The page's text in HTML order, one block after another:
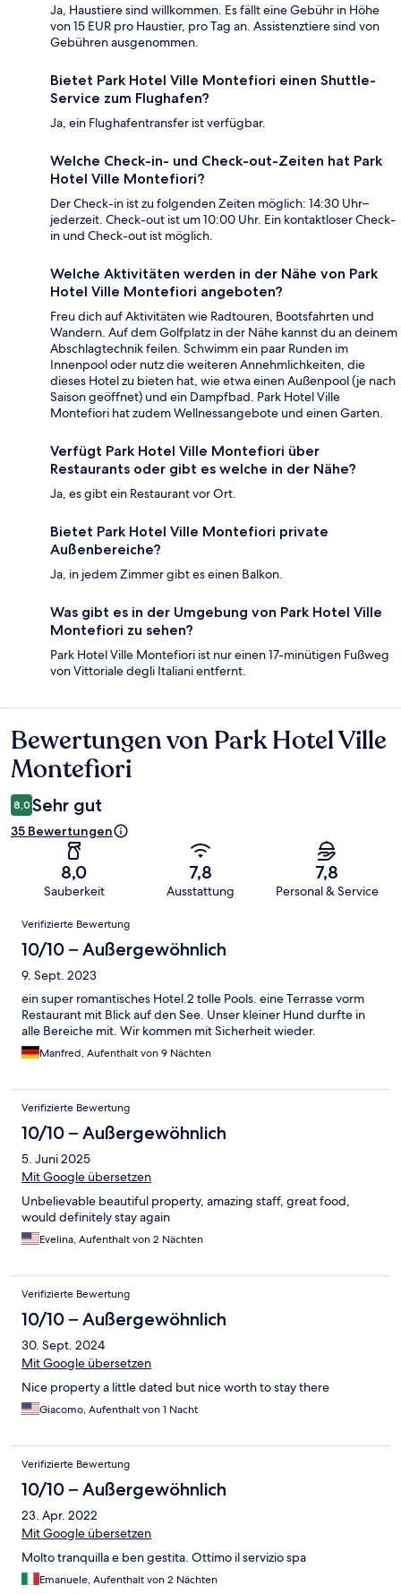
Ja, Haustiere sind willkommen. Es fällt eine Gebühr in Höhe
von 15 EUR pro Haustier, pro Tag an. Assistenztiere sind von
Gebühren ausgenommen.
Bietet Park Hotel Ville Montefiori einen Shuttle-
Service zum Flughafen?
Ja, ein Flughafentransfer ist verfügbar.
Welche Check-in- und Check-out-Zeiten hat Park
Hotel Ville Montefiori?
Der Check-in ist zu folgenden Zeiten möglich: 14:30 Uhr–
jederzeit. Check-out ist um 10:00 Uhr. Ein kontaktloser Check-
in und Check-out ist möglich.
Welche Aktivitäten werden in der Nähe von Park
Hotel Ville Montefiori angeboten?
Freu dich auf Aktivitäten wie Radtouren, Bootsfahrten und
Wandern. Auf dem Golfplatz in der Nähe kannst du an deinem
Abschlagtechnik feilen. Schwimm ein paar Runden im
Innenpool oder nutz die weiteren Annehmlichkeiten, die
dieses Hotel zu bieten hat, wie etwa einen Außenpool (je nach
Saison geöffnet) und ein Dampfbad. Park Hotel Ville
Montefiori hat zudem Wellnessangebote und einen Garten.
Verfügt Park Hotel Ville Montefiori über
Restaurants oder gibt es welche in der Nähe?
Ja, es gibt ein Restaurant vor Ort.
Bietet Park Hotel Ville Montefiori private
Außenbereiche?
Ja, in jedem Zimmer gibt es einen Balkon.
Was gibt es in der Umgebung von Park Hotel Ville
Montefiori zu sehen?
Park Hotel Ville Montefiori ist nur einen 17-minütigen Fußweg
von Vittoriale degli Italiani entfernt.
Bewertungen
Bewertungen von Park Hotel Ville
Montefiori
8,0 Sehr gut
35 Bewertungen
8,0
Sauberkeit
7,8
Ausstattung
7,8
Personal & Service
Bewertungen
Verifizierte Bewertung
10/10 – Außergewöhnlich
9. Sept. 2023
ein super romantisches Hotel.2 tolle Pools. eine Terrasse vorm
Restaurant mit Blick auf den See. Unser kleiner Hund durfte in
alle Bereiche mit. Wir kommen mit Sicherheit wieder.
Manfred, Aufenthalt von 9 Nächten
Verifizierte Bewertung
10/10 – Außergewöhnlich
5. Juni 2025
Mit Google übersetzen
Unbelievable beautiful property, amazing staff, great food,
would definitely stay again
Evelina, Aufenthalt von 2 Nächten
Verifizierte Bewertung
10/10 – Außergewöhnlich
30. Sept. 2024
Mit Google übersetzen
Nice property a little dated but nice worth to stay there
Giacomo, Aufenthalt von 1 Nacht
Verifizierte Bewertung
10/10 – Außergewöhnlich
23. Apr. 2022
Mit Google übersetzen
Molto tranquilla e ben gestita. Ottimo il servizio spa
Emanuele, Aufenthalt von 2 Nächten